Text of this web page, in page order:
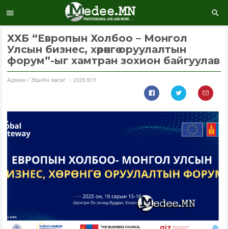
ХХБ “Европын Холбоо – Монгол
Улсын бизнес, хөрөнгө оруулалтын
форум”-ыг хамтран зохион байгуулав
Aдмин / Эдийн засаг 2025.10.17